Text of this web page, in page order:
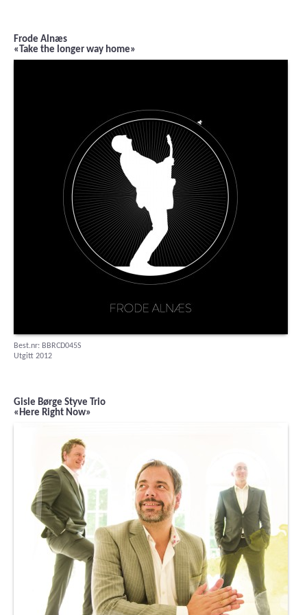
Frode Alnæs
«Take the longer way home»
Best.nr: BBRCD045S
Utgitt 2012
Gisle Børge Styve Trio
«Here Right Now»